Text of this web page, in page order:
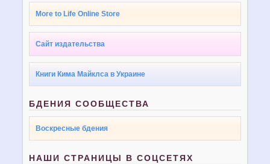
More to Life Online Store
Сайт издательства
Книги Кима Майклса в Украине
БДЕНИЯ СООБЩЕСТВА
Воскресные бдения
НАШИ СТРАНИЦЫ В СОЦСЕТЯХ